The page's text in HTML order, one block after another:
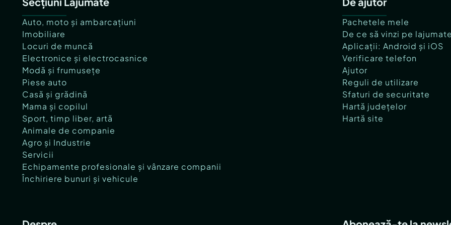
Auto, moto și ambarcațiuni
Imobiliare
Locuri de muncă
Electronice și electrocasnice
Modă și frumusețe
Piese auto
Casă și grădină
Mama și copilul
Sport, timp liber, artă
Animale de companie
Agro și Industrie
Servicii
Echipamente profesionale și vânzare companii
Închiriere bunuri și vehicule
Pachetele mele
De ce să vinzi pe
Aplicații: Android și iOS
Verificare telefon
Ajutor
Reguli de utilizare
Sfaturi de securitate
Hartă județelor
Hartă site